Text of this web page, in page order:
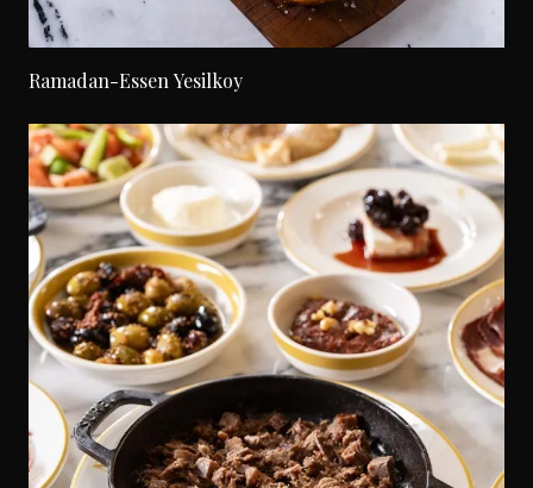
Ramadan-Essen Yesilkoy